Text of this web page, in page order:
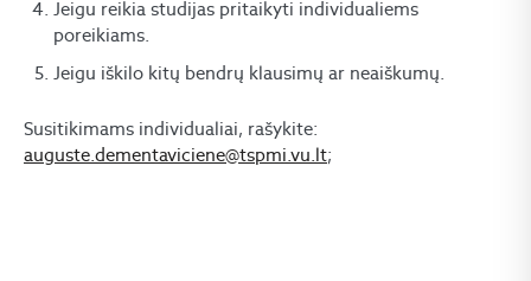
Jeigu reikia studijas pritaikyti individualiems
poreikiams.
Jeigu iškilo kitų bendrų klausimų ar neaiškumų.
Susitikimams individualiai, rašykite:
auguste.dementaviciene@tspmi.vu.lt;